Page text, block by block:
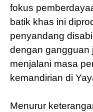
fokus
batik khas ini
penyandang
dengan gangguan
menjalani masa
kemandirian di
Menurur